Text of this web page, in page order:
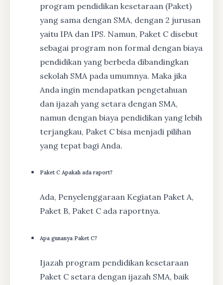
program pendidikan kesetaraan (Paket)
yang sama dengan SMA, dengan 2 jurusan
yaitu IPA dan IPS. Namun, Paket C disebut
sebagai program non formal dengan biaya
pendidikan yang berbeda dibandingkan
sekolah SMA pada umumnya. Maka jika
Anda ingin mendapatkan pengetahuan
dan ijazah yang setara dengan SMA,
namun dengan biaya pendidikan yang lebih
terjangkau, Paket C bisa menjadi pilihan
yang tepat bagi Anda.
Paket C Apakah ada raport?
Ada, Penyelenggaraan Kegiatan Paket A,
Paket B, Paket C ada raportnya.
Apa gunanya Paket C?
Ijazah program pendidikan kesetaraan
Paket C setara dengan ijazah SMA, baik